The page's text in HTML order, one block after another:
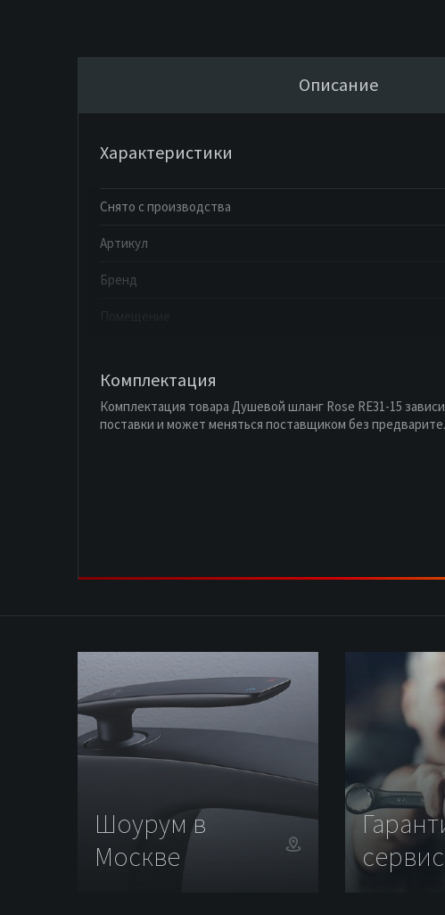
Описание
Характеристики
Снято с производства
Артикул
Бренд
Комплектация
Комплектация товара Душевой шланг Rose RE31-15
поставки и может меняться поставщиком без
Шоурум в
Москве
сервис